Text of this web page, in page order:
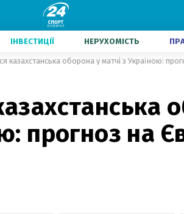
ІНВЕСТИЦІЇ НЕРУХОМІСТЬ
казахстанська оборона у матчі з Україною:
прогноз на